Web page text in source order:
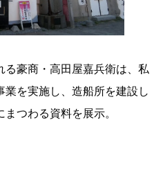
る豪商・高田屋嘉兵衛は、私
を実施し、造船所を建設し
つわる資料を展示。